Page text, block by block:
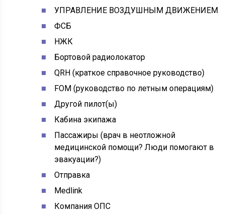
УПРАВЛЕНИЕ ВОЗДУШНЫМ ДВИЖЕНИЕМ
ФСБ
НЖК
Бортовой радиолокатор
QRH (краткое справочное руководство)
FOM (руководство по летным операциям)
Другой пилот(ы)
Кабина экипажа
Пассажиры (врач в неотложной
медицинской помощи? Люди помогают в
эвакуации?)
Отправка
Medlink
Компания ОПС